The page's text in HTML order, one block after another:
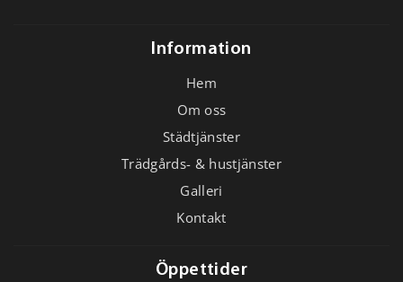
Information
Hem
Om oss
Städtjänster
Trädgårds- & hustjänster
Galleri
Kontakt
Öppettider